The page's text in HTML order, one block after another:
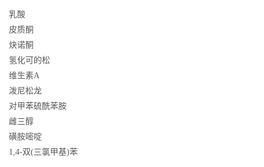
乳酸
皮质酮
炔诺酮
氢化可的松
维生素A
泼尼松龙
对甲苯硫酰苯胺
雌三醇
磺胺嘧啶
1,4-双(三氯甲基)苯